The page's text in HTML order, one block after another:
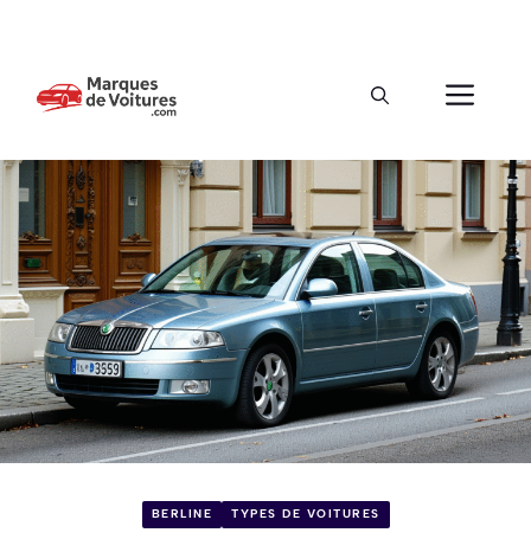
BERLINE TYPES DE VOITURES